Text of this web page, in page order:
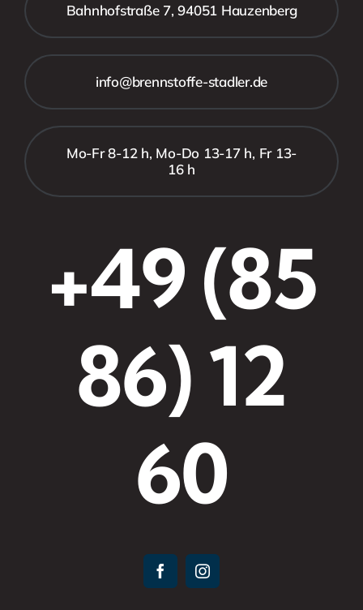
Bahnhofstraße 7, 94051 Hauzenberg
info@brennstoffe-stadler.de
Mo-Fr 8-12 h, Mo-Do 13-17 h, Fr 13-
16 h
+49 (85
86) 12
60